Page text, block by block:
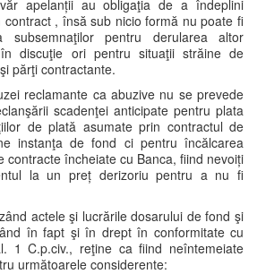
apelanții au obligaţia de a îndeplini
, însă sub nicio formă nu poate fi
subsemnaţilor pentru derularea altor
discuţie ori pentru situaţii străine de
părţi contractante.
reclamante ca abuzive nu se prevede
scadenţei anticipate pentru plata
de plată asumate prin contractul de
instanţa de fond ci pentru încălcarea
contracte încheiate cu Banca, fiind nevoiți
la un preț derizoriu pentru a nu fi
actele şi lucrările dosarului de fond şi
în fapt şi în drept în conformitate cu
1 C.p.civ., reţine ca fiind neîntemeiate
următoarele considerente: